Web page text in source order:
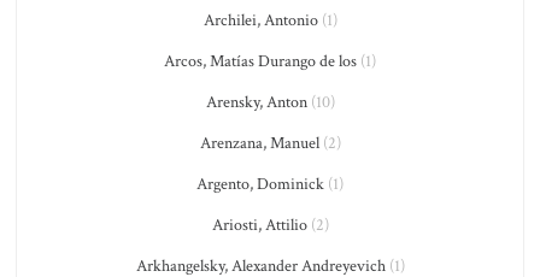
Archilei, Antonio(1)
Arcos, Matías Durango de los (1)
Arensky, Anton(10)
Arenzana, Manuel(2)
Argento, Dominick (1)
Ariosti, Attilio(2)
Arkhangelsky, Alexander Andreyevich(1)